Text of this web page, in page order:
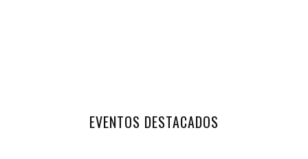
EVENTOS DESTACADOS